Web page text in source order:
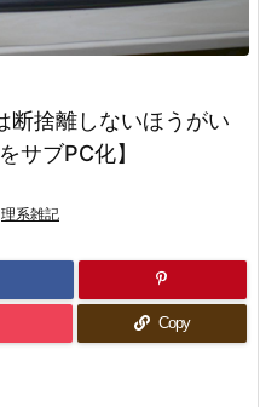
断捨離しないほうがい
サブPC化】
理系雑記
Copy